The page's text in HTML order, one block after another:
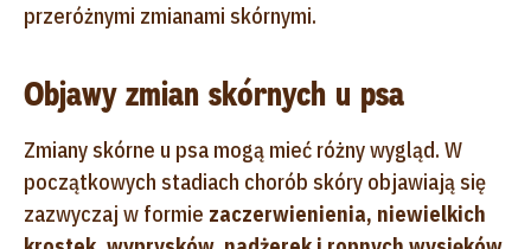
przeróżnymi zmianami skórnymi.
Objawy zmian skórnych u psa
Zmiany skórne u psa mogą mieć różny wygląd. W
początkowych stadiach chorób skóry objawiają się
zazwyczaj w formie zaczerwienienia, niewielkich